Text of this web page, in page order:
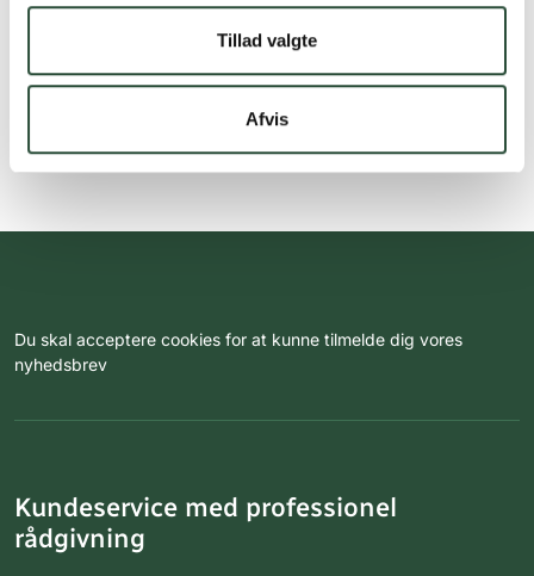
Tillad valgte
Afvis
Du skal acceptere cookies for at kunne tilmelde dig vores
nyhedsbrev
Kundeservice med professionel
rådgivning